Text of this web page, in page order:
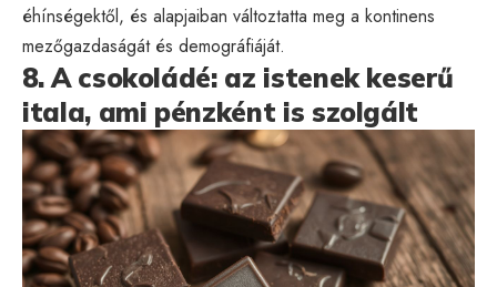
éhínségektől, és alapjaiban változtatta meg a kontinens
mezőgazdaságát és demográfiáját.
8. A csokoládé: az istenek keserű
itala, ami pénzként is szolgált